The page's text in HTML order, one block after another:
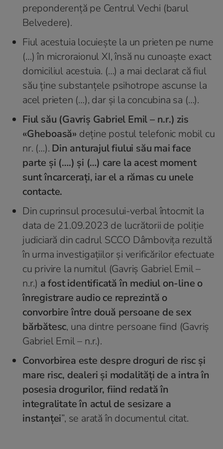
preponderență pe Centrul Vechi (barul
Belvedere).
Fiul acestuia locuiește la un prieten pe nume
(…) în microraionul XI, însă nu cunoaște exact
domiciliul acestuia. (…) a mai declarat că fiul
său ține substanțele psihotrope ascunse la
acel prieten (…), dar și la concubina sa (…).
Fiul său (Gavriș Gabriel Emil – n.r.) zis
«Gheboasă» deține postul telefonic mobil cu
nr. (…). Din anturajul fiului său mai face
parte și (….) și (…) care la acest moment
sunt încarcerați, iar el a rămas cu unele
contacte.
Din cuprinsul procesului-verbal întocmit la
data de 21.09.2023 de lucrătorii de poliție
judiciară din cadrul SCCO Dâmbovița rezultă
în urma investigaţiilor şi verificărilor efectuate
cu privire la numitul (Gavriș Gabriel Emil –
n.r.) a fost identificată în mediul on-line o
înregistrare audio ce reprezintă o
convorbire între două persoane de sex
bărbătesc, una dintre persoane fiind (Gavriș
Gabriel Emil – n.r.).
Convorbirea este despre droguri de risc şi
mare risc, dealeri şi modalităţi de a intra în
posesia drogurilor, fiind redată în
integralitate în actul de sesizare a
instanței”, se arată în documentul citat.